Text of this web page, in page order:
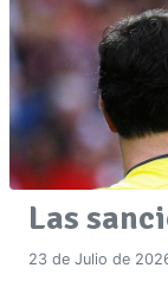
Las
23 de Julio de